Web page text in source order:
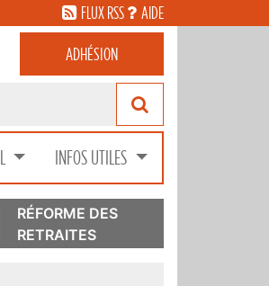
FLUX RSS AIDE
ADHÉSION
INFOS UTILES
RÉFORME DES
RETRAITES